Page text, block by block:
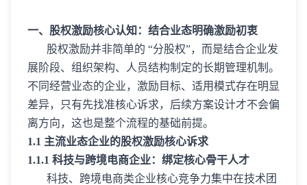
一、股权激励核心认知：结合业态明确激励初衷
股权激励并非简单的 “分股权”，而是结合企业发
展阶段、组织架构、人员结构制定的长期管理机制。
不同经营业态的企业，激励目标、适用模式存在明显
差异，只有先找准核心诉求，后续方案设计才不会偏
离方向，这也是整个流程的基础前提。
1.1 主流业态企业的股权激励核心诉求
1.1.1 科技与跨境电商企业：绑定核心骨干人才
科技、跨境电商类企业核心竞争力集中在技术团